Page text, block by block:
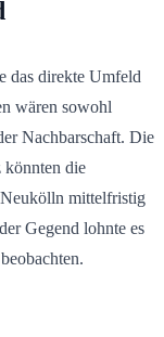
das direkte Umfeld
wären sowohl
Nachbarschaft. Die
könnten die
mittelfristig
Gegend lohnte es